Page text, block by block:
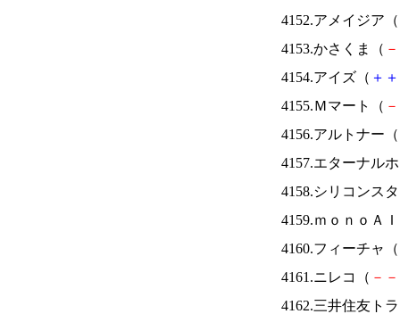
4152.アメイジア（
4153.かさくま（ －
4154.アイズ（ ＋ ＋
4155.Ｍマート（ －
4156.アルトナー（
4157.エターナル
4158.シリコンス
4159.ｍｏｎｏＡ
4160.フィーチャ（
4161.ニレコ（ － －
4162.三井住友ト